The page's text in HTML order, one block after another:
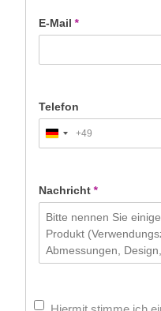
E-Mail *
Telefon
Germany
+49
+49
Nachricht*